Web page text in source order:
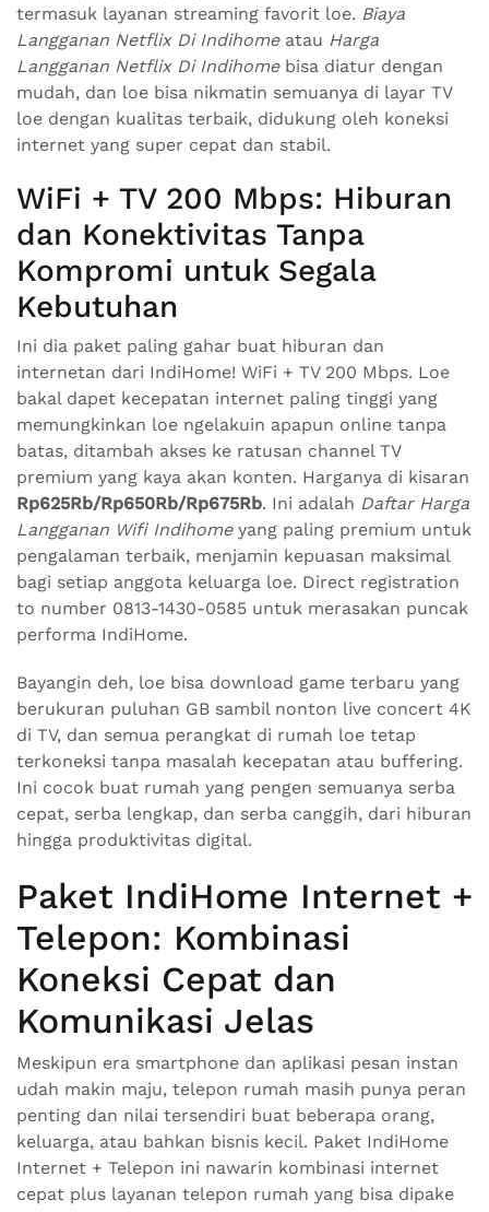
termasuk layanan streaming favorit loe. Biaya
Langganan Netflix Di Indihomeatau Harga
Langganan Netflix Di Indihomebisa diatur dengan
mudah, dan loe bisa nikmatin semuanya di layar TV
loe dengan kualitas terbaik, didukung oleh koneksi
internet yang super cepat dan stabil.
WiFi + TV 200 Mbps: Hiburan
dan Konektivitas Tanpa
Kompromi untuk Segala
Kebutuhan
Ini dia paket paling gahar buat hiburan dan
internetan dari IndiHome! WiFi + TV 200 Mbps. Loe
bakal dapet kecepatan internet paling tinggi yang
memungkinkan loe ngelakuin apapun online tanpa
batas, ditambah akses ke ratusan channel TV
premium yang kaya akan konten. Harganya di kisaran
Rp625Rb/Rp650Rb/Rp675Rb. Ini adalah Daftar Harga
Langganan Wifi Indihomeyang paling premium untuk
pengalaman terbaik, menjamin kepuasan maksimal
bagi setiap anggota keluarga loe. Direct registration
to number 0813-1430-0585 untuk merasakan puncak
performa IndiHome.
Bayangin deh, loe bisa download game terbaru yang
berukuran puluhan GB sambil nonton live concert 4K
di TV, dan semua perangkat di rumah loe tetap
terkoneksi tanpa masalah kecepatan atau buffering.
Ini cocok buat rumah yang pengen semuanya serba
cepat, serba lengkap, dan serba canggih, dari hiburan
hingga produktivitas digital.
Paket IndiHome Internet +
Telepon: Kombinasi
Koneksi Cepat dan
Komunikasi Jelas
Meskipun era smartphone dan aplikasi pesan instan
udah makin maju, telepon rumah masih punya peran
penting dan nilai tersendiri buat beberapa orang,
keluarga, atau bahkan bisnis kecil. Paket IndiHome
Internet + Telepon ini nawarin kombinasi internet
cepat plus layanan telepon rumah yang bisa dipake